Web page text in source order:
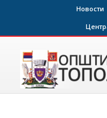
Новости